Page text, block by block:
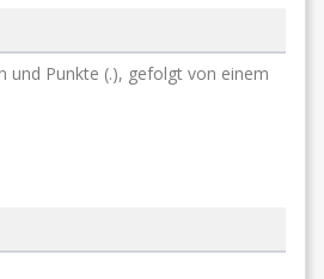
und Punkte (.), gefolgt von einem